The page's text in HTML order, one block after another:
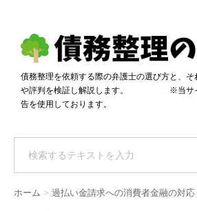
債務整理体験談
おすすめ
料金比較
自己破産・個人再生料金比較
過払い金料金比較
専門家の選び方
料金で選ぶ
債務整理を依頼する際の弁護士の選び方と、そ
や評判を検証し解説します。 ※当サイ
告を使用しております。
ホーム > 過払い金請求への消費者金融の対応